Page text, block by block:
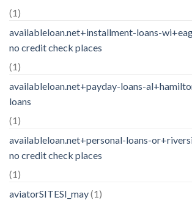
(1)
availableloan.net+installment-loans-
no credit check places
(1)
availableloan.net+payday-loans-
loans
(1)
availableloan.net+personal-loans-
no credit check places
(1)
aviatorSITESI_may(1)